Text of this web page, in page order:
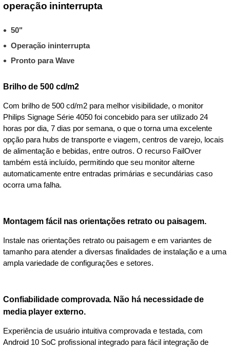
operação ininterrupta
50"
Operação ininterrupta
Pronto para Wave
Brilho de 500 cd/m2
Com brilho de 500 cd/m2 para melhor visibilidade, o monitor
Philips Signage Série 4050 foi concebido para ser utilizado 24
horas por dia, 7 dias por semana, o que o torna uma excelente
opção para hubs de transporte e viagem, centros de varejo, locais
de alimentação e bebidas, entre outros. O recurso FailOver
também está incluído, permitindo que seu monitor alterne
automaticamente entre entradas primárias e secundárias caso
ocorra uma falha.
Montagem fácil nas orientações retrato ou paisagem.
Instale nas orientações retrato ou paisagem e em variantes de
tamanho para atender a diversas finalidades de instalação e a uma
ampla variedade de configurações e setores.
Confiabilidade comprovada. Não há necessidade de
media player externo.
Experiência de usuário intuitiva comprovada e testada, com
Android 10 SoC profissional integrado para fácil integração de